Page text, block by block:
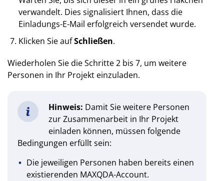
verwandelt. Dies signalisiert Ihnen, dass die
Einladungs-E-Mail erfolgreich versendet wurde.
Klicken Sie aufSchließen.
Wiederholen Sie die Schritte 2 bis 7, um weitere
Personen in Ihr Projekt einzuladen.
Hinweis: Damit Sie weitere Personen
zur Zusammenarbeit in Ihr Projekt
einladen können, müssen folgende
Bedingungen erfüllt sein:
Die jeweiligen Personen haben bereits einen
existierenden MAXQDA-Account.